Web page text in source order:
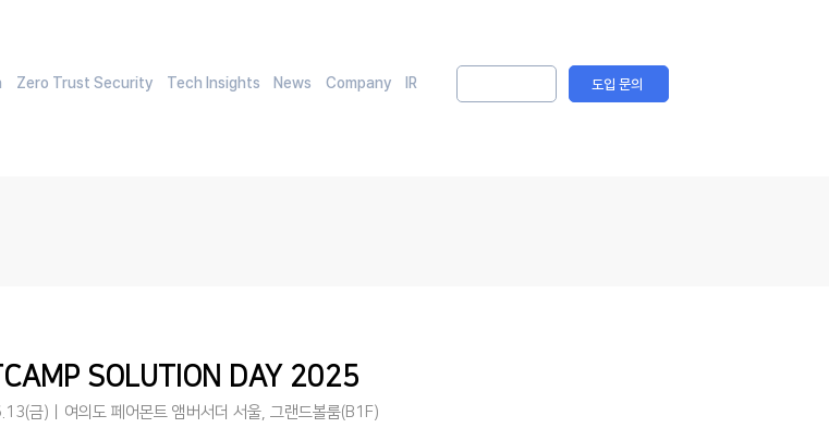
Zero Trust Security Tech Insights News Company IR 도입 문의
SOLUTION DAY 2025
금)ㅣ여의도 페어몬트 앰버서더 서울, 그랜드볼룸(B1F)